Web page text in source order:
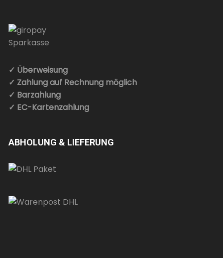
✓ Überweisung
✓ Zahlung auf Rechnung möglich
✓ Barzahlung
✓ EC-Kartenzahlung
ABHOLUNG & LIEFERUNG